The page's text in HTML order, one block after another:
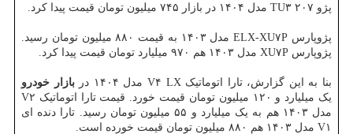
پژو ۲۰۷ TU۳ مدل ۱۴۰۴ در بازار ۷۴۵ میلیون تومان قیمت پیدا کرد.
پژوپارس ELX-XU۷P مدل ۱۴۰۳ به قیمت ۸۸۰ میلیون تومان رسید.
پژوپارس XU۷P مدل ۱۴۰۳ هم ۹۷۰ میلیارد تومان قیمت پیدا کرد.
بنا به این گزارش، تارا اتوماتیک V۴ LX مدل ۱۴۰۴ در
بازار خودرو
یک میلیارد و ۱۲۰ میلیون تومان قیمت خورد. قیمت تارا اتوماتیک V۲
مدل ۱۴۰۳ هم به یک میلیارد و ۵۵ میلیون تومان رسید. تارا دنده ای
V۱ مدل ۱۴۰۳ هم ۸۸۰ میلیون تومان قیمت خورده است.